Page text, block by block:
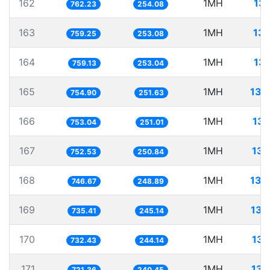
162 762.23 254.08 1MH
163 759.25 253.08 1MH
164 759.13 253.04 1MH
165 754.90 251.63 1MH
166 753.04 251.01 1MH
167 752.53 250.84 1MH
168 746.67 248.89 1MH
169 735.41 245.14 1MH
170 732.43 244.14 1MH